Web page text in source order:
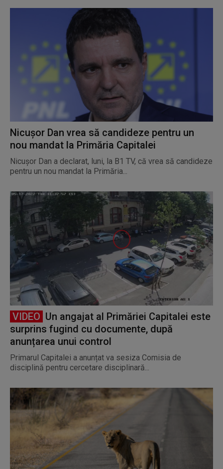
Nicușor Dan vrea să candideze pentru un
nou mandat la Primăria Capitalei
Nicușor Dan a declarat, luni, la B1 TV, că vrea să candideze
pentru un nou mandat la Primăria...
VIDEO Un angajat al Primăriei Capitalei este
surprins fugind cu documente, după
anunțarea unui control
Primarul Capitalei a anunțat va sesiza Comisia de
disciplină pentru cercetare disciplinară...